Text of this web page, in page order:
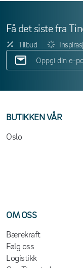
Få det siste fra
Tilbud
BUTIKKEN VÅR
Oslo
OM OSS
Bærekraft
Følg oss
Logistikk